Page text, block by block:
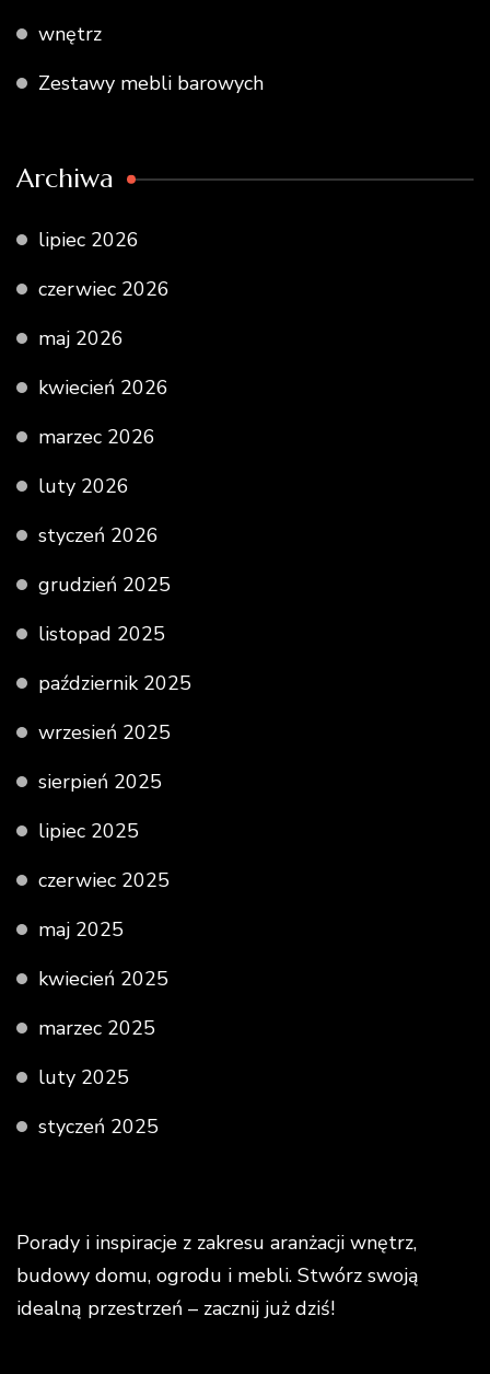
wnętrz
Zestawy mebli barowych
Archiwa
lipiec 2026
czerwiec 2026
maj 2026
kwiecień 2026
marzec 2026
luty 2026
styczeń 2026
grudzień 2025
listopad 2025
październik 2025
wrzesień 2025
sierpień 2025
lipiec 2025
czerwiec 2025
maj 2025
kwiecień 2025
marzec 2025
luty 2025
styczeń 2025
Porady i inspiracje z zakresu aranżacji wnętrz,
budowy domu, ogrodu i mebli. Stwórz swoją
idealną przestrzeń – zacznij już dziś!